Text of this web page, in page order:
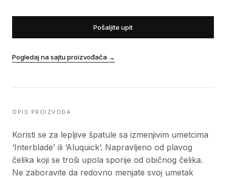
Pošaljite upit
Pogledaj na sajtu proizvođača →
OPIS PROIZVODA
Koristi se za lepljive špatule sa izmenjivim umetcima
‘Interblade’ ili ‘Aluquick’. Napravljeno od plavog
čelika koji se troši upola sporije od običnog čelika.
Ne zaboravite da redovno menjate svoj umetak